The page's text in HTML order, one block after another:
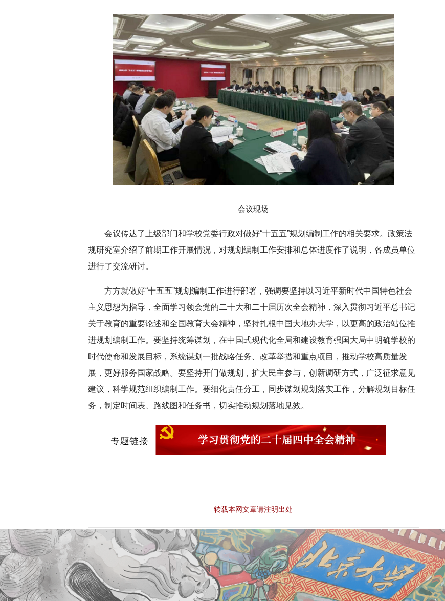
会议现场
会议传达了上级部门和学校党委行政对做好“十五五”规划编制工作的相关要求。政策法
规研究室介绍了前期工作开展情况，对规划编制工作安排和总体进度作了说明，各成员单位
进行了交流研讨。
方方就做好“十五五”规划编制工作进行部署，强调要坚持以习近平新时代中国特色社会
主义思想为指导，全面学习领会党的二十大和二十届历次全会精神，深入贯彻习近平总书记
关于教育的重要论述和全国教育大会精神，坚持扎根中国大地办大学，以更高的政治站位推
进规划编制工作。要坚持统筹谋划，在中国式现代化全局和建设教育强国大局中明确学校的
时代使命和发展目标，系统谋划一批战略任务、改革举措和重点项目，推动学校高质量发
展，更好服务国家战略。要坚持开门做规划，扩大民主参与，创新调研方式，广泛征求意见
建议，科学规范组织编制工作。要细化责任分工，同步谋划规划落实工作，分解规划目标任
务，制定时间表、路线图和任务书，切实推动规划落地见效。
转载本网文章请注明出处
扎实开展树立和践行正确政绩观学习教
北京大学管理质效年